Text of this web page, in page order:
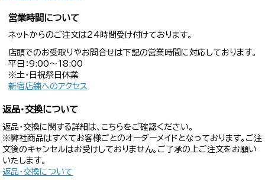
営業時間について
ネットからのご注文は24時間受け付けております。
店頭でのお受取りやお問合せは下記の営業時間に対応しております。
平日：9:00〜18:00
※土・日祝祭日休業
新宿店舗へのアクセス
返品・交換について
返品・交換に関する詳細は、こちらをご確認ください。
※弊社商品はすべてお客様ごとのオーダーメイドとなっております。ご注
文後のキャンセルはお受けしておりません。ご了承の上ご注文をお願い
いたします。
返品・交換について